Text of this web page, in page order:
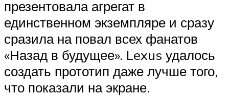
презентовала агрегат в
единственном экземпляре и сразу
сразила на повал всех фанатов
«Назад в будущее». Lexus удалось
создать прототип даже лучше того,
что показали на экране.